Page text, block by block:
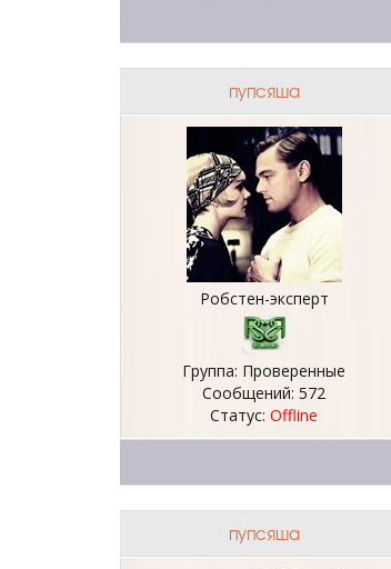
пупсяша
Робстен-эксперт
Группа: Проверенные
Сообщений: 572
Статус: Offline
пупсяша